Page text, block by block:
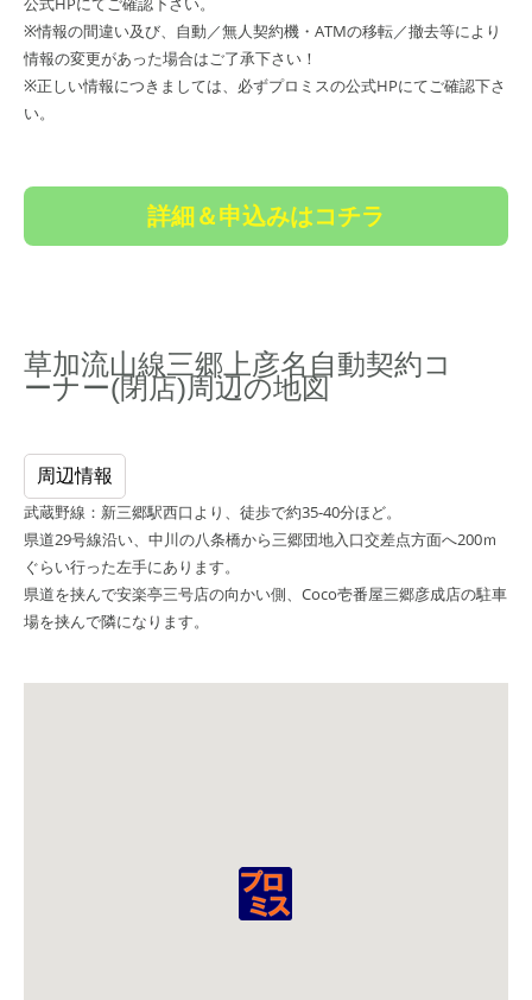
※情報の間違い及び、自動／無人契約機・ATMの移転／撤去等により
情報の変更があった場合はご了承下さい！
※正しい情報につきましては、必ずプロミスの公式HPにてご確認下さ
い。
詳細＆申込みはコチラ
草加流山線三郷上彦名自動契約コ
ーナー(閉店)周辺の地図
周辺情報
武蔵野線：新三郷駅西口より、徒歩で約35-40分ほど。
県道29号線沿い、中川の八条橋から三郷団地入口交差点方面へ200ｍ
ぐらい行った左手にあります。
県道を挟んで安楽亭三号店の向かい側、Coco壱番屋三郷彦成店の駐車
場を挟んで隣になります。